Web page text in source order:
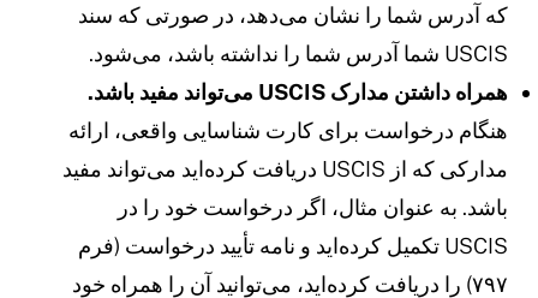
که آدرس شما را نشان می‌دهد، در صورتی که سند
USCIS شما آدرس شما را نداشته باشد، می‌شود.
همراه داشتن مدارک USCIS می‌تواند مفید باشد.
هنگام درخواست برای کارت شناسایی واقعی، ارائه
مدارکی که از USCIS دریافت کرده‌اید می‌تواند مفید
باشد. به عنوان مثال، اگر درخواست خود را در
USCIS تکمیل کرده‌اید و نامه تأیید درخواست (فرم
۷۹۷) را دریافت کرده‌اید، می‌توانید آن را همراه خود